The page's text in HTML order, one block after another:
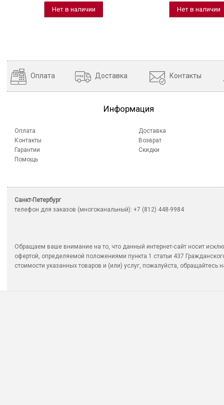
Нет в наличии Нет в наличии
Оплата Доставка Контакты
Информация
Оплата
Контакты
Гарантии
Помощь
Доставка
Возврат
Скидки
Санкт-Петербург
телефон для заказов (многоканальный): +7 (812) 448-9984
Обращаем ваше внимание на то, что данный интернет-сайт носит
офертой, определяемой положениями пункта 1 статьи 437
стоимости указанных товаров и (или) услуг, пожалуйста, обращайтесь